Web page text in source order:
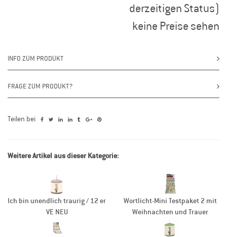
derzeitigen Status)
keine Preise sehen
INFO ZUM PRODUKT
FRAGE ZUM PRODUKT?
Teilen bei
Weitere Artikel aus dieser Kategorie:
Ich bin unendlich traurig / 12 er
VE NEU
Wortlicht-Mini Testpaket 2 mit
Weihnachten und Trauer